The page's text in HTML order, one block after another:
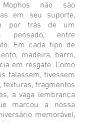
não são
em seu suporte,
por trás de um
pensado, entre
Em cada tipo de
madeira, barro,
em resgate. Como
falassem, tivessem
texturas, fragmentos
a vaga lembrança
marcou a nossa
memorável,